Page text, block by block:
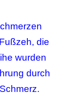
die
wurden
durch